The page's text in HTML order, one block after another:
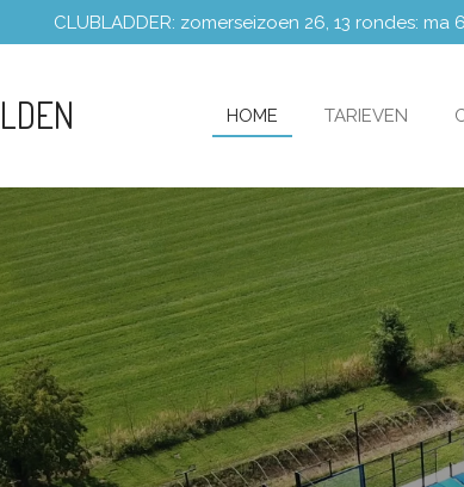
CLUBLADDER: zomerseizoen 26, 13 rondes:
HOME TARIEVEN